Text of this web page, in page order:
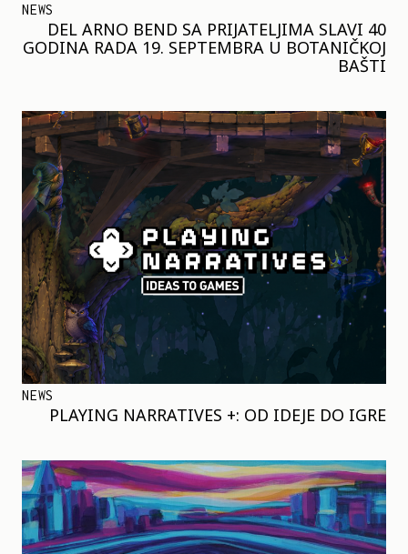
NEWS
DEL ARNO BEND SA PRIJATELJIMA SLAVI 40
GODINA RADA 19. SEPTEMBRA U BOTANIČKOJ
BAŠTI
NEWS
PLAYING NARRATIVES +: OD IDEJE DO IGRE